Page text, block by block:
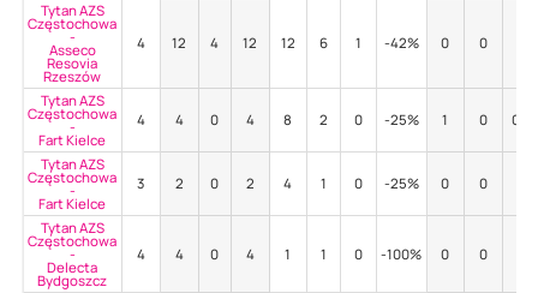
Tytan AZS
Częstochowa
-
Asseco
Resovia
Rzeszów
4 12 4 12 12 6 1 -42% 0 0
Tytan AZS
Częstochowa
-
Fart Kielce
4 4 0 4 8 2 0 -25% 1 0 0%
Tytan AZS
Częstochowa
-
Fart Kielce
3 2 0 2 4 1 0 -25% 0 0
Tytan AZS
Częstochowa
-
Delecta
Bydgoszcz
4 4 0 4 1 1 0 -100% 0 0